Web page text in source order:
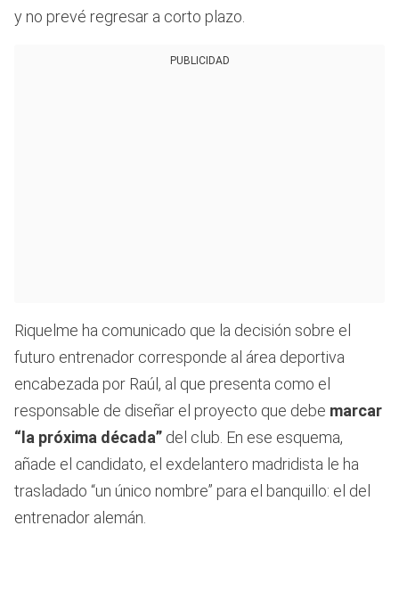
y no prevé regresar a corto plazo.
PUBLICIDAD
Riquelme ha comunicado que la decisión sobre el
futuro entrenador corresponde al área deportiva
encabezada por Raúl, al que presenta como el
responsable de diseñar el proyecto que debe marcar
“la próxima década” del club. En ese esquema,
añade el candidato, el exdelantero madridista le ha
trasladado “un único nombre” para el banquillo: el del
entrenador alemán.